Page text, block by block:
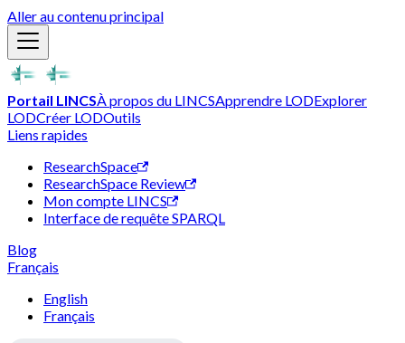
Aller au contenu principal
Portail LINCSÀ propos du LINCSApprendre LODExplorer
LODCréer LODOutils
Liens rapides
ResearchSpace
ResearchSpace Review
Mon compte LINCS
Interface de requête SPARQL
Blog
Français
English
Français